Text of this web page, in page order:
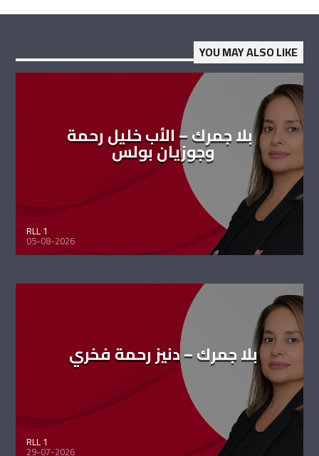
YOU MAY ALSO LIKE
بلا جمرك – الأب خليل رحمة
وجوزيان بولس
RLL 1
05-08-2026
بلا جمرك – دنيز رحمة فخري
RLL 1
29-07-2026